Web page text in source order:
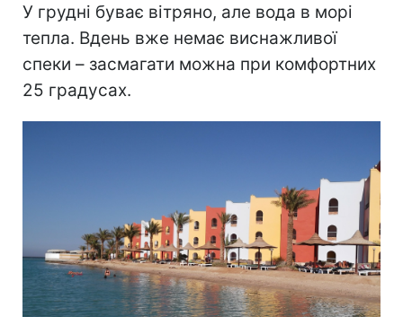
У грудні буває вітряно, але вода в морі
тепла. Вдень вже немає виснажливої
спеки – засмагати можна при комфортних
25 градусах.